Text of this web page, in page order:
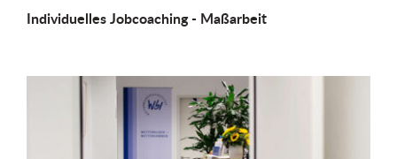
Individu­elles Job­coaching - Maßarbeit